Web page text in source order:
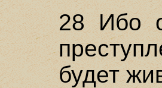
28 Ибо
будет